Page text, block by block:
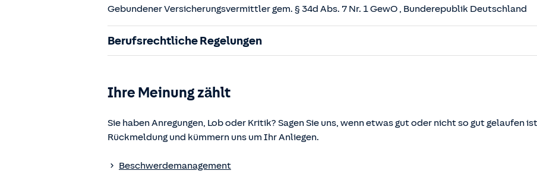
Gebundener Versicherungsvermittler gem. § 34d Abs. 7 Nr. 1 GewO , Bunderepublik Deutschland
Berufsrechtliche Regelungen
§§ 59 – 68 Gesetz über den Versicherungsvertrag (VVG)
§ 48b Versicherungsaufsichtsgesetz (VAG)
Verordnung über die Versicherungsvermittlung und -beratung (VersVermV)
www.gesetze-im-internet.de
Ihre Meinung zählt
Sie haben Anregungen, Lob oder Kritik? Sagen Sie uns, wenn etwas gut oder nicht so gut gelaufen
Rückmeldung und kümmern uns um Ihr Anliegen.
Beschwerdemanagement